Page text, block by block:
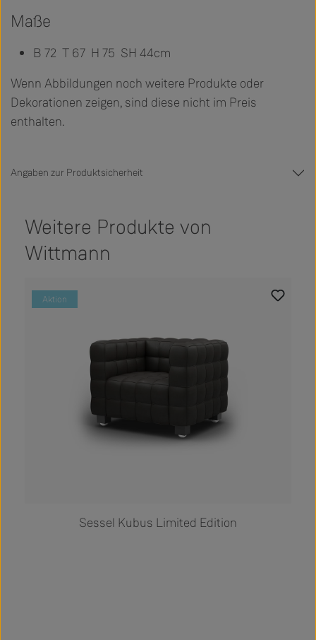
Maße
B 72 T 67 H 75 SH 44cm
Wenn Abbildungen noch weitere Produkte oder
Dekorationen zeigen, sind diese nicht im Preis
enthalten.
Angaben zur Produktsicherheit
Weitere Produkte von
Wittmann
Aktion
Sessel Kubus Limited Edition